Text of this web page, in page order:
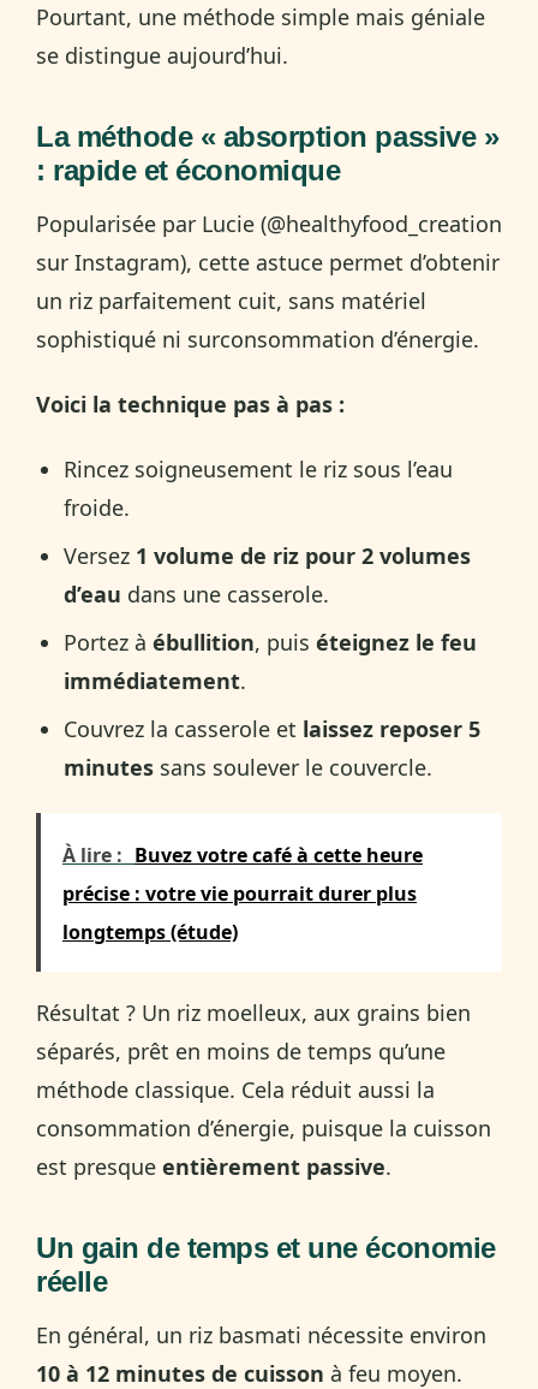
Pourtant, une méthode simple mais géniale
se distingue aujourd’hui.
La méthode « absorption passive »
: rapide et économique
Popularisée par Lucie (@healthyfood_creation
sur Instagram), cette astuce permet d’obtenir
un riz parfaitement cuit, sans matériel
sophistiqué ni surconsommation d’énergie.
Voici la technique pas à pas :
Rincez soigneusement le riz sous l’eau
froide.
Versez 1 volume de riz pour 2 volumes
d’eau dans une casserole.
Portez àébullition, puiséteignez le feu
immédiatement.
Couvrez la casserole et laissez reposer 5
minutes sans soulever le couvercle.
À lire : Buvez votre café à cette heure
précise : votre vie pourrait durer plus
longtemps (étude)
Résultat ? Un riz moelleux, aux grains bien
séparés, prêt en moins de temps qu’une
méthode classique. Cela réduit aussi la
consommation d’énergie, puisque la cuisson
est presque entièrement passive.
Un gain de temps et une économie
réelle
En général, un riz basmati nécessite environ
10 à 12 minutes de cuisson à feu moyen.